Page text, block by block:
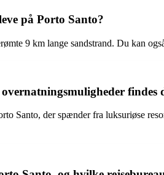
på Porto Santo?
9 km lange sandstrand. Du kan
findes
Santo, der spænder fra luksuriøse